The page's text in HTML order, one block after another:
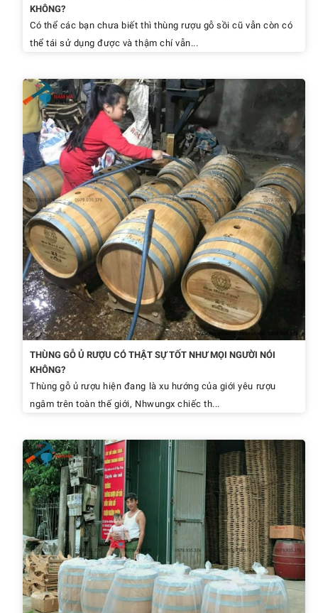
KHÔNG?
Có thể các bạn chưa biết thì thùng rượu gỗ sồi cũ vẫn còn có
thể tái sử dụng được và thậm chí vẫn...
THÙNG GỖ Ủ RƯỢU CÓ THẬT SỰ TỐT NHƯ MỌI NGƯỜI NÓI
KHÔNG?
Thùng gỗ ủ rượu hiện đang là xu hướng của giới yêu rượu
ngâm trên toàn thế giới, Nhwungx chiếc th...